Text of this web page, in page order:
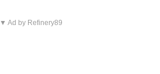
▼ Ad by Refinery89